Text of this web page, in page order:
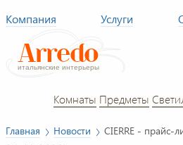
Компания Услуги
Комнаты Предметы
Главная Новости
CIERRE - прайс-